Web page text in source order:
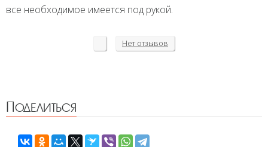
все необходимое имеется под рукой.
Нет отзывов
Поделиться